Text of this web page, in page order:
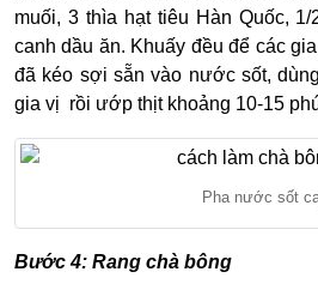
muối, 3 thìa hạt tiêu Hàn Quốc,
canh dầu ăn. Khuấy đều để các
đã kéo sợi sẵn vào nước sốt,
gia vị rồi ướp thịt khoảng 10-15
Pha nước sốt
Bước 4: Rang chà bông